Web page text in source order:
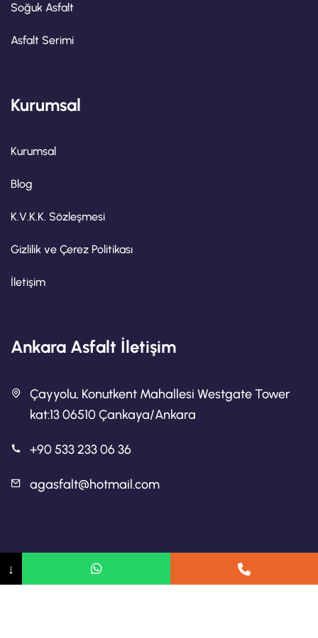
Soğuk Asfalt
Asfalt Serimi
Kurumsal
Kurumsal
Blog
K.V.K.K. Sözleşmesi
Gizlilik ve Çerez Politikası
İletişim
Ankara Asfalt İletişim
Çayyolu, Konutkent Mahallesi Westgate Tower
kat:13 06510 Çankaya/Ankara
+90 533 233 06 36
agasfalt@hotmail.com
Ankara Asfalt Firmaları
↓